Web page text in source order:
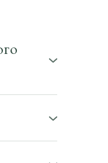
втому
у шкіру.